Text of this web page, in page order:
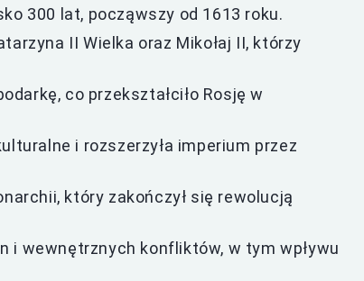
300 lat, począwszy od 1613 roku.
II Wielka oraz Mikołaj II, którzy
co przekształciło Rosję w
i rozszerzyła imperium przez
który zakończył się rewolucją
i wewnętrznych konfliktów, w tym wpływu